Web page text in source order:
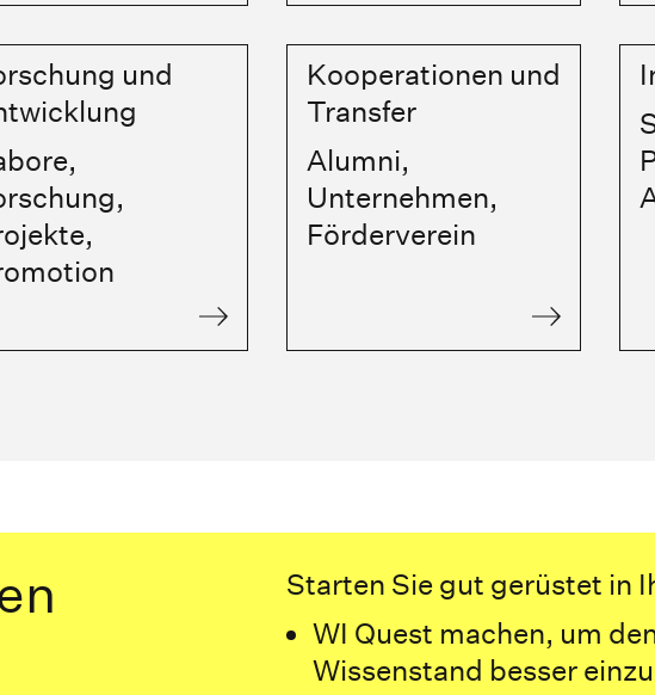
und
Kooperationen und
Transfer
Alumni,
Unternehmen,
Förderverein
Starten Sie gut gerüstet in
WI Quest machen, um
Wissenstand besser